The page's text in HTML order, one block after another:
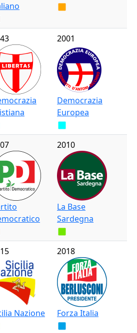
2001
Democrazia
Europea
2010
La Base
Sardegna
Nazione
2018
Forza Italia